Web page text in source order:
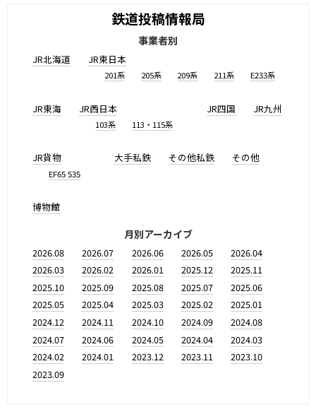
鉄道投稿情報局
事業者別
JR北海道 JR東日本
201系 205系 209系 211系 E233系
JR東海 JR西日本
103系 113・115系
JR四国 JR九州
JR貨物
EF65 535
大手私鉄 その他私鉄 その他
博物館
月別アーカイブ
2026.08 2026.07 2026.06 2026.05
2026.04
2026.03
2026.02 2026.01 2025.12
2025.11
2025.10
2025.09 2025.08 2025.07
2025.06
2025.05
2025.04 2025.03 2025.02
2025.01
2024.12
2024.11 2024.10 2024.09
2024.08
2024.07
2024.06 2024.05 2024.04
2024.03
2024.02
2024.01 2023.12 2023.11
2023.10
2023.09